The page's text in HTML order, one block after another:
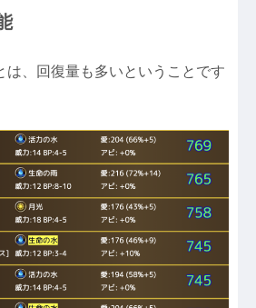
は、回復量も多いということです